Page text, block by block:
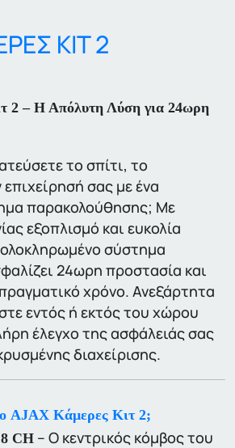
ΚΙΤ 2
2 – Η Απόλυτη Λύση για 24ωρη
το σπίτι, το
σας με ένα
παρακολούθησης; Με
εξοπλισμό και ευκολία
σύστημα
24ωρη προστασία και
χρόνο. Ανεξάρτητα
εντός ή εκτός του χώρου
έλεγχο της ασφάλειάς σας
διαχείρισης.
AJAX Κάμερες Κιτ 2;
CH – Ο κεντρικός κόμβος του